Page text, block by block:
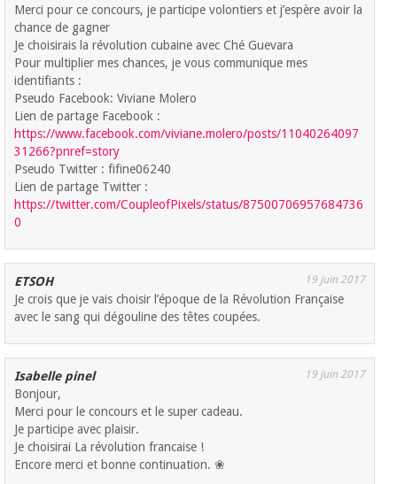
Merci pour ce concours, je participe volontiers et j’espère avoir la
chance de gagner
Je choisirais la révolution cubaine avec Ché Guevara
Pour multiplier mes chances, je vous communique mes
identifiants :
Pseudo Facebook: Viviane Molero
Lien de partage Facebook :
https://www.facebook.com/viviane.molero/posts/11040264097
31266?pnref=story
Pseudo Twitter : fifine06240
Lien de partage Twitter :
https://twitter.com/CoupleofPixels/status/87500706957684736
0
ETSOH 19 juin 2017
Je crois que je vais choisir l’époque de la Révolution Française
avec le sang qui dégouline des têtes coupées.
Isabelle pinel 19 juin 2017
Bonjour,
Merci pour le concours et le super cadeau.
Je participe avec plaisir.
Je choisirai La révolution francaise !
Encore merci et bonne continuation. ❀​​